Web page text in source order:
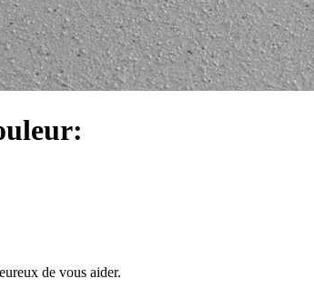
de vous aider.